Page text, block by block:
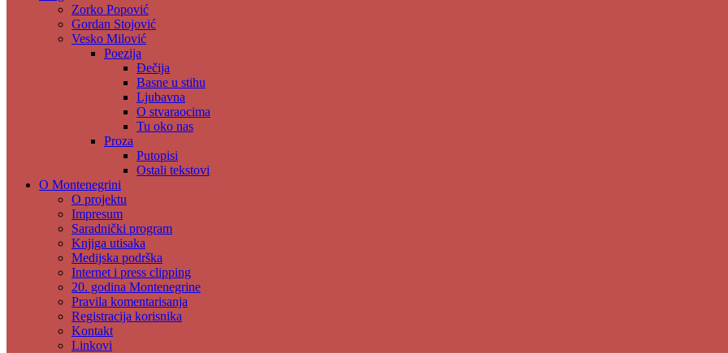
Zorko Popović
Gordan Stojović
Vesko Milović
Poezija
Đečija
Basne u stihu
Ljubavna
O stvaraocima
Tu oko nas
Proza
Putopisi
Ostali tekstovi
O Montenegrini
O projektu
Impresum
Saradnički program
Knjiga utisaka
Medijska podrška
Internet i press clipping
20. godina Montenegrine
Pravila komentarisanja
Registracija korisnika
Kontakt
Linkovi